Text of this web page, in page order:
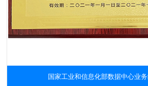
国家工业和信息化部数据中心业